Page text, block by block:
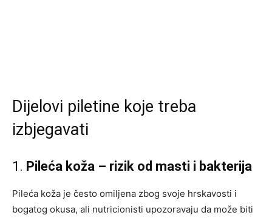
Dijelovi piletine koje treba
izbjegavati
1. Pileća koža – rizik od masti i bakterija
Pileća koža je često omiljena zbog svoje hrskavosti i
bogatog okusa, ali nutricionisti upozoravaju da može biti